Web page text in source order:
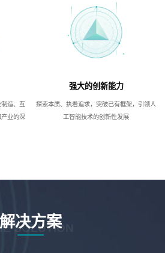
造、互
业的深
强大的创新能力
探索本质、执着追求，突破已有框架，引领人
工智能技术的创新性发展
解决方案
SOLUTION